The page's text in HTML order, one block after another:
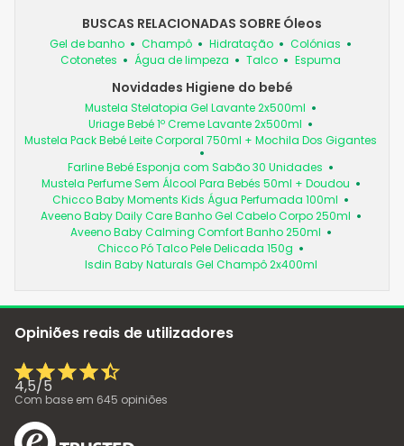
BUSCAS RELACIONADAS SOBRE Óleos
Gel de banho Champô Hidratação
Colónias
Cotonetes
Água de limpeza Talco Espuma
Novidades Higiene do bebé
Mustela Stelatopia Gel Lavante 2x500ml
Uriage Bebé 1º Creme Lavante 2x500ml
Mustela Pack Bebé Leite Corporal 750ml + Mochila Dos Gigantes
Farline Bebé Esponja com Sabão 30 Unidades
Mustela Perfume Sem Álcool Para Bebés 50ml + Doudou
Chicco Baby Moments Kids Água Perfumada 100ml
Aveeno Baby Daily Care Banho Gel Cabelo Corpo 250ml
Aveeno Baby Calming Comfort Banho 250ml
Chicco Pó Talco Pele Delicada 150g
Isdin Baby Naturals Gel Champô 2x400ml
Opiniões reais de utilizadores
4,5/5
Com base em 645 opiniões